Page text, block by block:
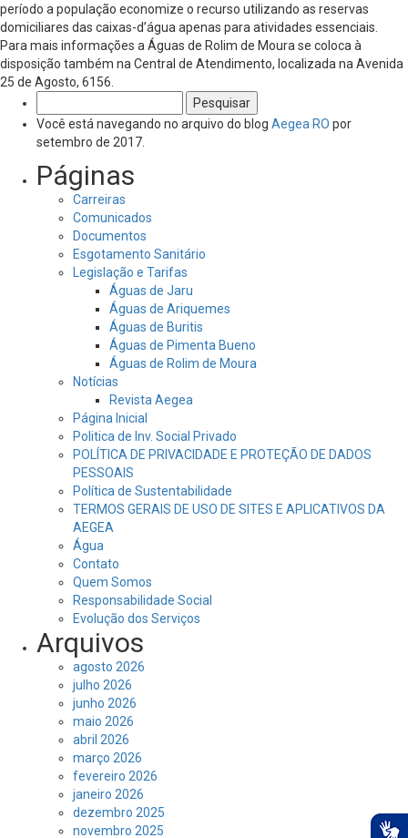
período a população economize o recurso utilizando as reservas
domiciliares das caixas-d’água apenas para atividades essenciais.
Para mais informações a Águas de Rolim de Moura se coloca à
disposição também na Central de Atendimento, localizada na Avenida
25 de Agosto, 6156.
por:
Você está navegando no arquivo do blog Aegea RO por
setembro de 2017.
Páginas
Carreiras
Comunicados
Documentos
Esgotamento Sanitário
Legislação e Tarifas
Águas de Jaru
Águas de Ariquemes
Águas de Buritis
Águas de Pimenta Bueno
Águas de Rolim de Moura
Notícias
Revista Aegea
Página Inicial
Politica de Inv. Social Privado
POLÍTICA DE PRIVACIDADE E PROTEÇÃO DE DADOS
PESSOAIS
Política de Sustentabilidade
TERMOS GERAIS DE USO DE SITES E APLICATIVOS DA
AEGEA
Água
Contato
Quem Somos
Responsabilidade Social
Evolução dos Serviços
Arquivos
agosto 2026
julho 2026
junho 2026
maio 2026
abril 2026
março 2026
fevereiro 2026
janeiro 2026
dezembro 2025
novembro 2025